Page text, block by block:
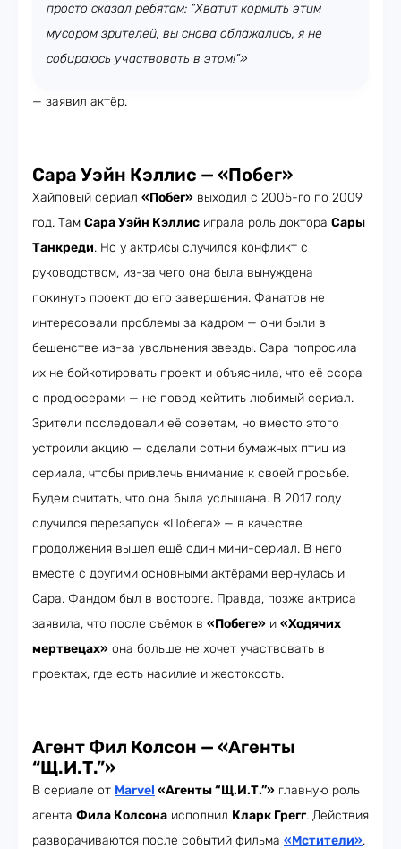
просто сказал ребятам: “Хватит кормить этим
мусором зрителей, вы снова облажались, я не
собираюсь участвовать в этом!”»
— заявил актёр.
Сара Уэйн Кэллис — «Побег»
Хайповый сериал «Побег» выходил с 2005-го по 2009
год. Там Сара Уэйн Кэллис играла роль доктора Сары
Танкреди. Но у актрисы случился конфликт с
руководством, из-за чего она была вынуждена
покинуть проект до его завершения. Фанатов не
интересовали проблемы за кадром — они были в
бешенстве из-за увольнения звезды. Сара попросила
их не бойкотировать проект и объяснила, что её ссора
с продюсерами — не повод хейтить любимый сериал.
Зрители последовали её советам, но вместо этого
устроили акцию — сделали сотни бумажных птиц из
сериала, чтобы привлечь внимание к своей просьбе.
Будем считать, что она была услышана. В 2017 году
случился перезапуск «Побега» — в качестве
продолжения вышел ещё один мини-сериал. В него
вместе с другими основными актёрами вернулась и
Сара. Фандом был в восторге. Правда, позже актриса
заявила, что после съёмок в «Побеге» и «Ходячих
мертвецах» она больше не хочет участвовать в
проектах, где есть насилие и жестокость.
Агент Фил Колсон — «Агенты
“Щ.И.Т.”»
В сериале от Marvel «Агенты “Щ.И.Т.”» главную роль
агента Фила Колсона исполнил Кларк Грегг. Действия
разворачиваются после событий фильма «Мстители».